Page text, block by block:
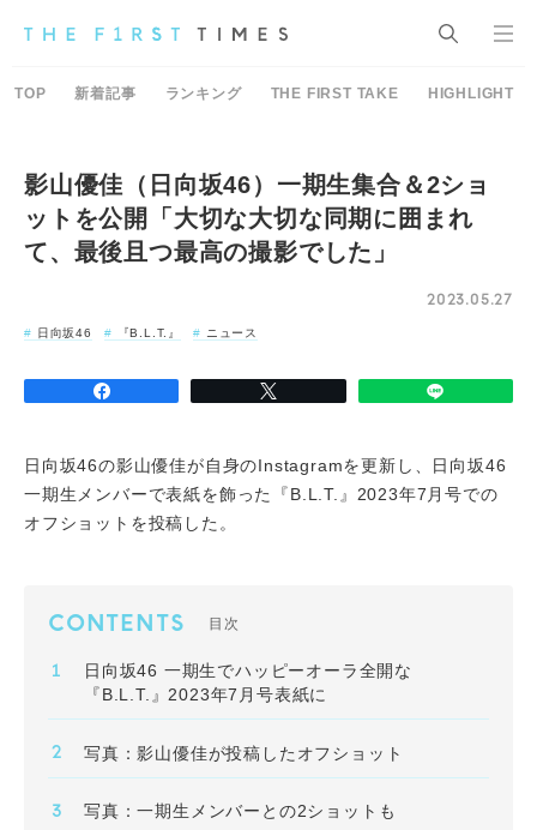
TOP 新着記事 ランキング THE FIRST TAKE HIGHLIGHT
影山優佳（日向坂46）一期生集合＆2ショ
ットを公開「大切な大切な同期に囲まれ
て、最後且つ最高の撮影でした」
2023.05.27
日向坂46 『B.L.T.』 ニュース
日向坂46の影山優佳が自身のInstagramを更新し、日向坂46
一期生メンバーで表紙を飾った『B.L.T.』2023年7月号での
オフショットを投稿した。
CONTENTS 目次
日向坂46 一期生でハッピーオーラ全開な
『B.L.T.』2023年7月号表紙に
写真：影山優佳が投稿したオフショット
写真：一期生メンバーとの2ショットも